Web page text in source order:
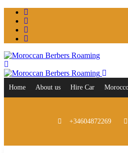
Home About us Hire Car
+34604872269